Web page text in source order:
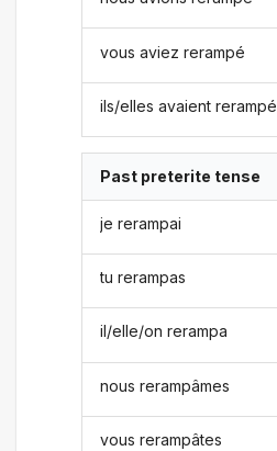
vous aviez rerampé
ils/elles avaient rerampé
Past preterite tense
je rerampai
tu rerampas
il/elle/on rerampa
nous rerampâmes
vous rerampâtes